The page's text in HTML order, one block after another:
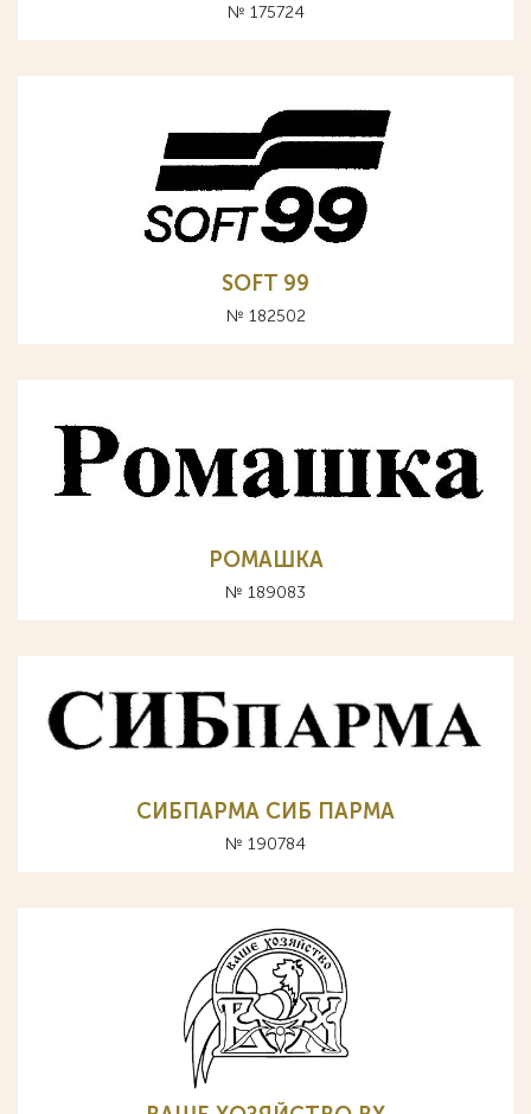
№ 175724
SOFT 99
№ 182502
РОМАШКА
№ 189083
СИБПАРМА СИБ ПАРМА
№ 190784